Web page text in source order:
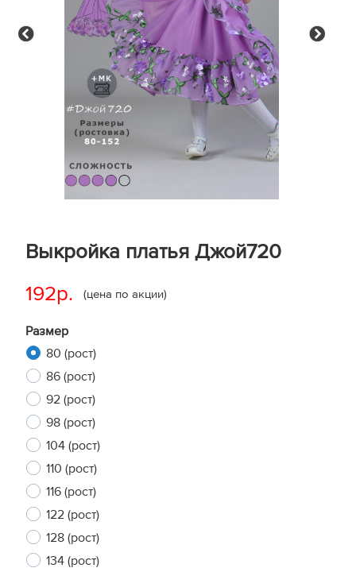
Previous
Выкройка платья Джой720
192р. (цена по акции)
Размер
80 (рост)
86 (рост)
92 (рост)
98 (рост)
104 (рост)
110 (рост)
116 (рост)
122 (рост)
128 (рост)
134 (рост)